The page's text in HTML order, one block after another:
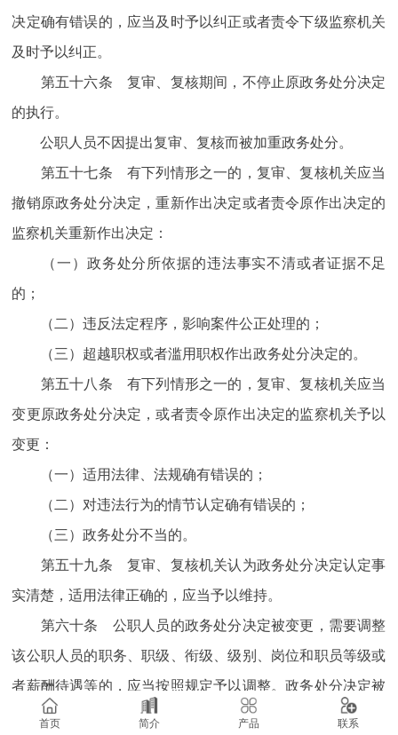
决定确有错误的，应当及时予以纠正或者责令下级监察机关
及时予以纠正。
第五十六条 复审、复核期间，不停止原政务处分决定
的执行。
公职人员不因提出复审、复核而被加重政务处分。
第五十七条 有下列情形之一的，复审、复核机关应当
撤销原政务处分决定，重新作出决定或者责令原作出决定的
监察机关重新作出决定：
（一）政务处分所依据的违法事实不清或者证据不足
的；
（二）违反法定程序，影响案件公正处理的；
（三）超越职权或者滥用职权作出政务处分决定的。
第五十八条 有下列情形之一的，复审、复核机关应当
变更原政务处分决定，或者责令原作出决定的监察机关予以
变更：
（一）适用法律、法规确有错误的；
（二）对违法行为的情节认定确有错误的；
（三）政务处分不当的。
第五十九条 复审、复核机关认为政务处分决定认定事
实清楚，适用法律正确的，应当予以维持。
第六十条 公职人员的政务处分决定被变更，需要调整
该公职人员的职务、职级、衔级、级别、岗位和职员等级或
者薪酬待遇等的，应当按照规定予以调整。政务处分决定被
撤销的，应当恢复该公职人员的级别、薪酬待遇，按照原职
首页 简介 产品 联系